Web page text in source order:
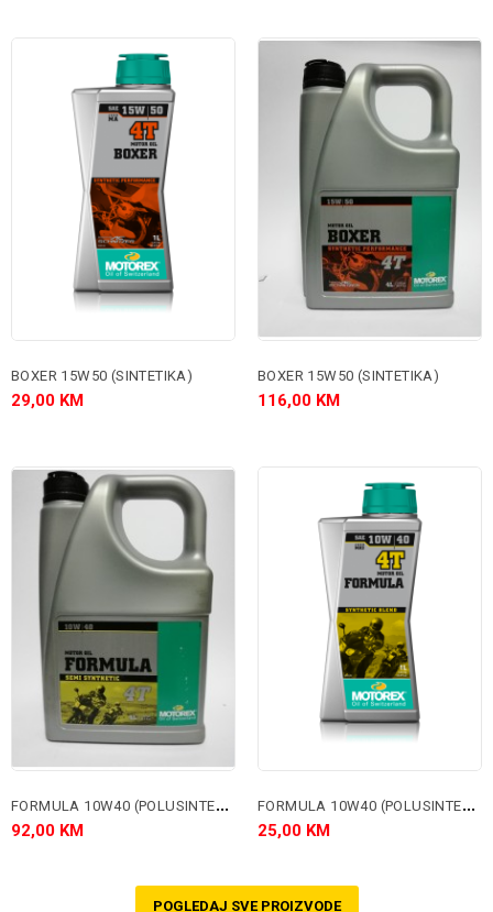
BOXER 15W50 (SINTETIKA)
29,00 KM
BOXER 15W50 (SINTETIKA)
116,00 KM
F
ORMULA 10W40 (POLUSINTETIKA)
92,00 KM
F
ORMULA 10W40 (POLUSINTETIKA)
25,00 KM
POGLEDAJ SVE PROIZVODE